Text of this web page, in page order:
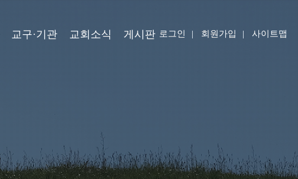
교구·기관 교회소식 게시판 로그인 | 회원가입 | 사이트맵